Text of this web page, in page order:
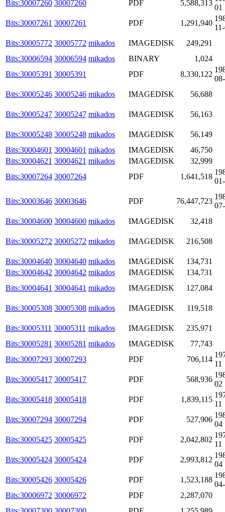
Bits:30007260 30007260 PDF 5,588,313
01
Bits:30007261 30007261 PDF 1,291,940
Bits:30005772 30005772 mikados IMAGEDISK
249,291
Bits:30006594 30006594 mikados BINARY
1,024
Bits:30005391 30005391 PDF 8,330,122
Bits:30005246 30005246 mikados IMAGEDISK 56,688
Bits:30005247 30005247 mikados IMAGEDISK 56,163
Bits:30005248 30005248 mikados IMAGEDISK
56,149
Bits:30004601 30004601 mikados IMAGEDISK
46,750
Bits:30004621 30004621 mikados IMAGEDISK
32,999
Bits:30007264 30007264 PDF 1,641,518
Bits:30003646 30003646 PDF 76,447,723
Bits:30004600 30004600 mikados IMAGEDISK 32,418
Bits:30005272 30005272 mikados IMAGEDISK 216,508
Bits:30004640 30004640 mikados IMAGEDISK
134,731
Bits:30004642 30004642 mikados IMAGEDISK
134,731
Bits:30004641 30004641 mikados IMAGEDISK 127,084
Bits:30005308 30005308 mikados IMAGEDISK 119,518
Bits:30005311 30005311 mikados IMAGEDISK
235,971
Bits:30005281 30005281 mikados IMAGEDISK
77,743
Bits:30007293 30007293 PDF 706,114
11
Bits:30005417 30005417 PDF 568,936
02
Bits:30005418 30005418 PDF 1,839,115
11
Bits:30007294 30007294 PDF 527,906
04
Bits:30005425 30005425 PDF 2,042,802
11
Bits:30005424 30005424 PDF 2,993,812
04
Bits:30005426 30005426 PDF 1,523,188
Bits:30006972 30006972 PDF
2,287,070